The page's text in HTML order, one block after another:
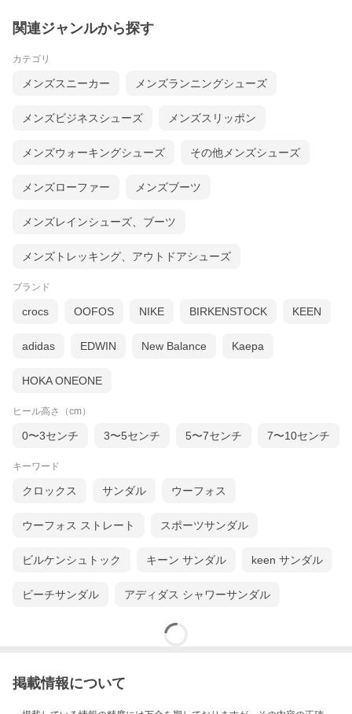
関連ジャンルから探す
カテゴリ
メンズスニーカー メンズランニングシューズ
メンズビジネスシューズ メンズスリッポン
メンズウォーキングシューズ その他メンズシューズ
メンズローファー メンズブーツ
メンズレインシューズ、ブーツ
メンズトレッキング、アウトドアシューズ
ブランド
crocs OOFOS NIKE BIRKENSTOCK KEEN
adidas EDWIN New Balance Kaepa
HOKA ONEONE
ヒール高さ（cm）
0〜3センチ 3〜5センチ 5〜7センチ 7〜10センチ
キーワード
クロックス サンダル ウーフォス
ウーフォス ストレート スポーツサンダル
ビルケンシュトック キーン サンダル keen サンダル
ビーチサンダル アディダス シャワーサンダル
掲載情報について